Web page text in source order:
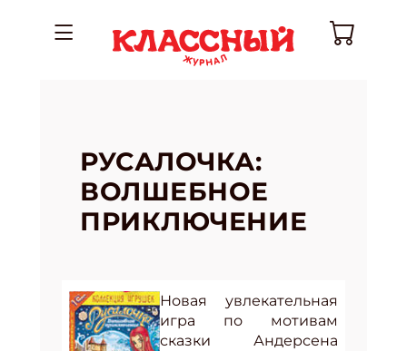
РУСАЛОЧКА:
ВОЛШЕБНОЕ
ПРИКЛЮЧЕНИЕ
Новая увлекательная
игра по мотивам
сказки Андерсена